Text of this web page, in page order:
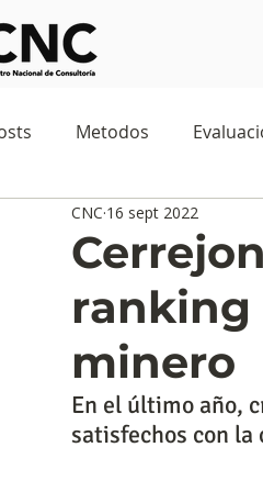
Metodos
Observatorios sociales
Predicciones y tendencias
Marketing Cultura y
ranking
minero
CNC 16 sept 2022
En el último año,
satisfechos con